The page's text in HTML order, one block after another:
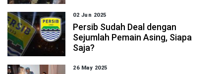
02 Jun 2025
Persib Sudah Deal dengan
Sejumlah Pemain Asing, Siapa
Saja?
26 May 2025